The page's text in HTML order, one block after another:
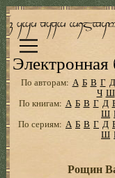
По авторам: А Б В Г Д
Ч Ш
По книгам: А Б В Г Д
Ш
По сериям: А Б В Г Д
Ш
Рощин